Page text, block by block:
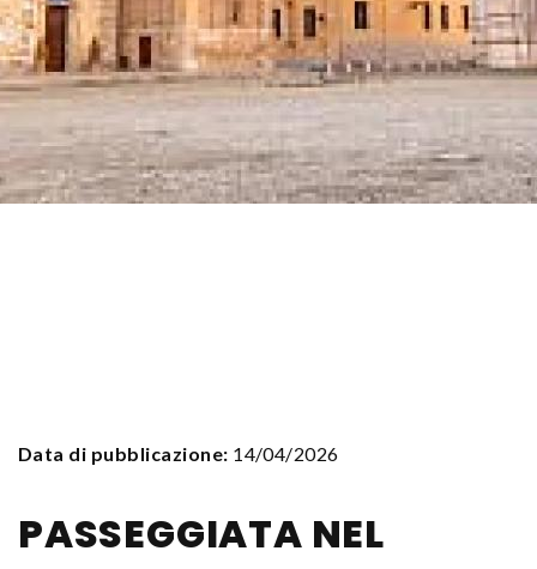
Data di pubblicazione: 14/04/2026
PASSEGGIATA NEL